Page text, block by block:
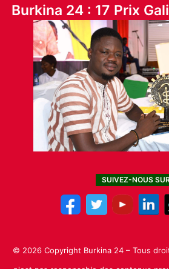
Burkina 24 : 17 Prix
SUIVEZ-NOUS SUR
© 2026 Copyright Burkina 24 – Tous